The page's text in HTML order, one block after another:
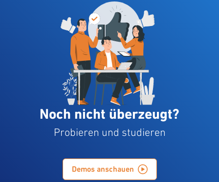
Noch nicht überzeugt?
Probieren und studieren
Demos anschauen